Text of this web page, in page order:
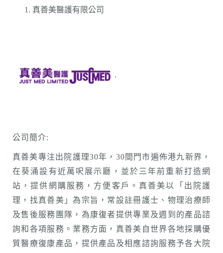
真善美醫護有限公司
.
公司簡介:
真善美專注出院護理30年，30間門市遍佈港九新界，
在葵涌設有近萬呎展示廳，並於三年前重新打造網
站，提供網購服務，方便客戶。真善美以「出院護
理，找真善美」為宗旨，常設註冊護士、物理治療師
及售後服務團隊，為康復者提供專業及週到的產品諮
詢和各項服務。業務方面，真善美自世界各地採購優
質醫療復康產品，提供產品及相應諮詢服務予各大院